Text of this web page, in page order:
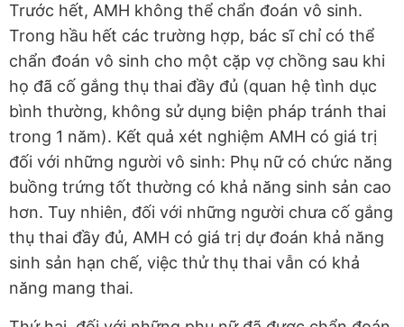
Trước hết, AMH không thể chẩn đoán vô sinh.
Trong hầu hết các trường hợp, bác sĩ chỉ có thể
chẩn đoán vô sinh cho một cặp vợ chồng sau khi
họ đã cố gắng thụ thai đầy đủ (quan hệ tình dục
bình thường, không sử dụng biện pháp tránh thai
trong 1 năm). Kết quả xét nghiệm AMH có giá trị
đối với những người vô sinh: Phụ nữ có chức năng
buồng trứng tốt thường có khả năng sinh sản cao
hơn. Tuy nhiên, đối với những người chưa cố gắng
thụ thai đầy đủ, AMH có giá trị dự đoán khả năng
sinh sản hạn chế, việc thử thụ thai vẫn có khả
năng mang thai.